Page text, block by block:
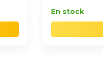
En stock